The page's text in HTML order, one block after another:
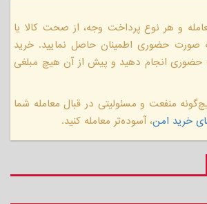
و هر نوع پرداخت وجه، از صحت کالا یا
صورت حضوری اطمینان حاصل نمایید. خرید
انجام دهید و پیش از آن هیچ مبلغی
منفعت و مسئولیتی در قبال معامله شما
خرید امن، آسوده‌تر معامله کنید.